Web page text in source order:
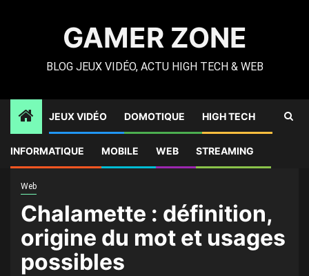
GAMER ZONE
BLOG JEUX VIDÉO, ACTU HIGH TECH & WEB
JEUX VIDÉO DOMOTIQUE HIGH TECH
INFORMATIQUE MOBILE WEB STREAMING
du mot et usages possibles
Web
Chalamette : définition,
origine du mot et usages
possibles